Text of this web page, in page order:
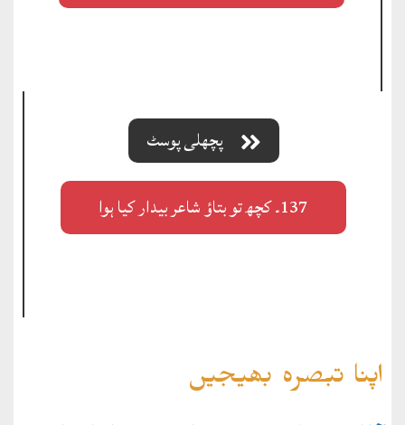
پچھلی پوسٹ
137۔ کچھ تو بتاؤ شاعر بیدار کیا ہوا
اپنا تبصرہ بھیجیں